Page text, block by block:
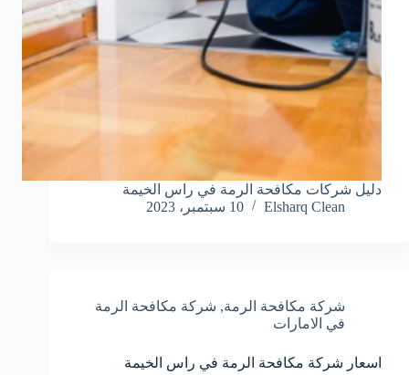
دليل شركات مكافحة الرمة في راس الخيمة
Elsharq Clean
10 سبتمبر، 2023
شركة مكافحة الرمة, شركة مكافحة الرمة
في الامارات
اسعار شركة مكافحة الرمة في راس الخيمة